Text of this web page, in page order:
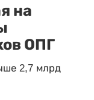
на
ОПГ
2,7 млрд